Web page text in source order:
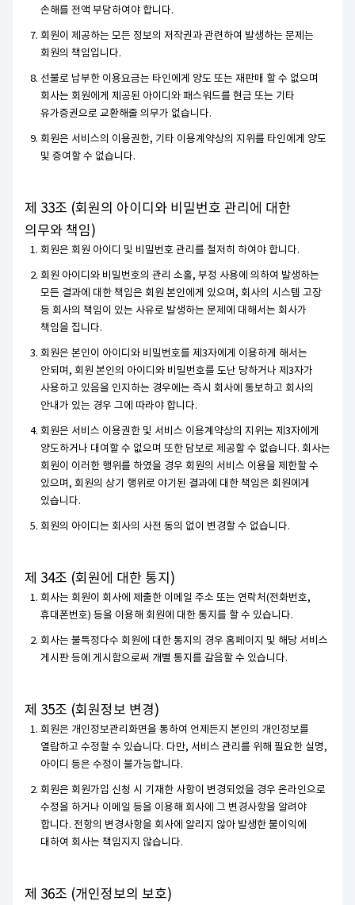
손해를 전액 부담하여야 합니다.
회원이 제공하는 모든 정보의 저작권과 관련하여 발생하는 문제는
회원의 책임입니다.
선불로 납부한 이용요금는 타인에게 양도 또는 재판매 할 수 없으며
회사는 회원에게 제공된 아이디와 패스워드를 현금 또는 기타
유가증권으로 교환해줄 의무가 없습니다.
회원은 서비스의 이용권한, 기타 이용계약상의 지위를 타인에게 양도
및 증여할 수 없습니다.
제 33조 (회원의 아이디와 비밀번호 관리에 대한
의무와 책임)
회원은 회원 아이디 및 비밀번호 관리를 철저히 하여야 합니다.
회원 아이디와 비밀번호의 관리 소홀, 부정 사용에 의하여 발생하는
모든 결과에 대한 책임은 회원 본인에게 있으며, 회사의 시스템 고장
등 회사의 책임이 있는 사유로 발생하는 문제에 대해서는 회사가
책임을 집니다.
회원은 본인이 아이디와 비밀번호를 제3자에게 이용하게 해서는
안되며, 회원 본인의 아이디와 비밀번호를 도난 당하거나 제3자가
사용하고 있음을 인지하는 경우에는 즉시 회사에 통보하고 회사의
안내가 있는 경우 그에 따라야 합니다.
회원은 서비스 이용권한 및 서비스 이용계약상의 지위는 제3자에게
양도하거나 대여할 수 없으며 또한 담보로 제공할 수 없습니다. 회사는
회원이 이러한 행위를 하였을 경우 회원의 서비스 이용을 제한할 수
있으며, 회원의 상기 행위로 야기된 결과에 대한 책임은 회원에게
있습니다.
회원의 아이디는 회사의 사전 동의 없이 변경할 수 없습니다.
제 34조 (회원에 대한 통지)
회사는 회원이 회사에 제출한 이메일 주소 또는 연락처(전화번호,
휴대폰번호) 등을 이용해 회원에 대한 통지를 할 수 있습니다.
회사는 불특정다수 회원에 대한 통지의 경우 홈페이지 및 해당 서비스
게시판 등에 게시함으로써 개별 통지를 갈음할 수 있습니다.
제 35조 (회원정보 변경)
회원은 개인정보관리화면을 통하여 언제든지 본인의 개인정보를
열람하고 수정할 수 있습니다. 다만, 서비스 관리를 위해 필요한 실명,
아이디 등은 수정이 불가능합니다.
회원은 회원가입 신청 시 기재한 사항이 변경되었을 경우 온라인으로
수정을 하거나 이메일 등을 이용해 회사에 그 변경사항을 알려야
합니다. 전항의 변경사항을 회사에 알리지 않아 발생한 불이익에
대하여 회사는 책임지지 않습니다.
제 36조 (개인정보의 보호)